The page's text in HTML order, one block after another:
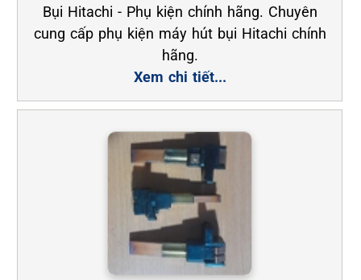
Bụi Hitachi - Phụ kiện chính hãng. Chuyên
cung cấp phụ kiện máy hút bụi Hitachi chính
hãng.
Xem chi tiết...